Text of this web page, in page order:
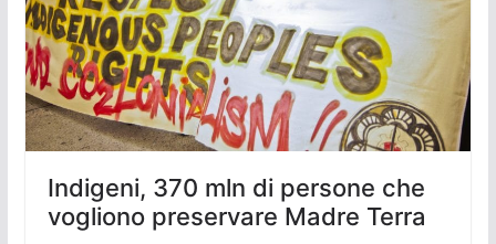
Indigeni, 370 mln di persone che
vogliono preservare Madre Terra